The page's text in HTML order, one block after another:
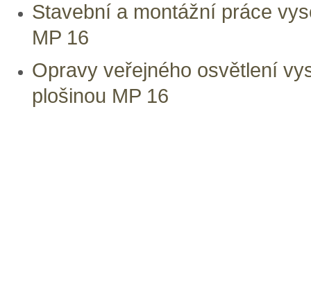
Stavební a montážní práce
MP 16
Opravy veřejného osvětlení
plošinou MP 16